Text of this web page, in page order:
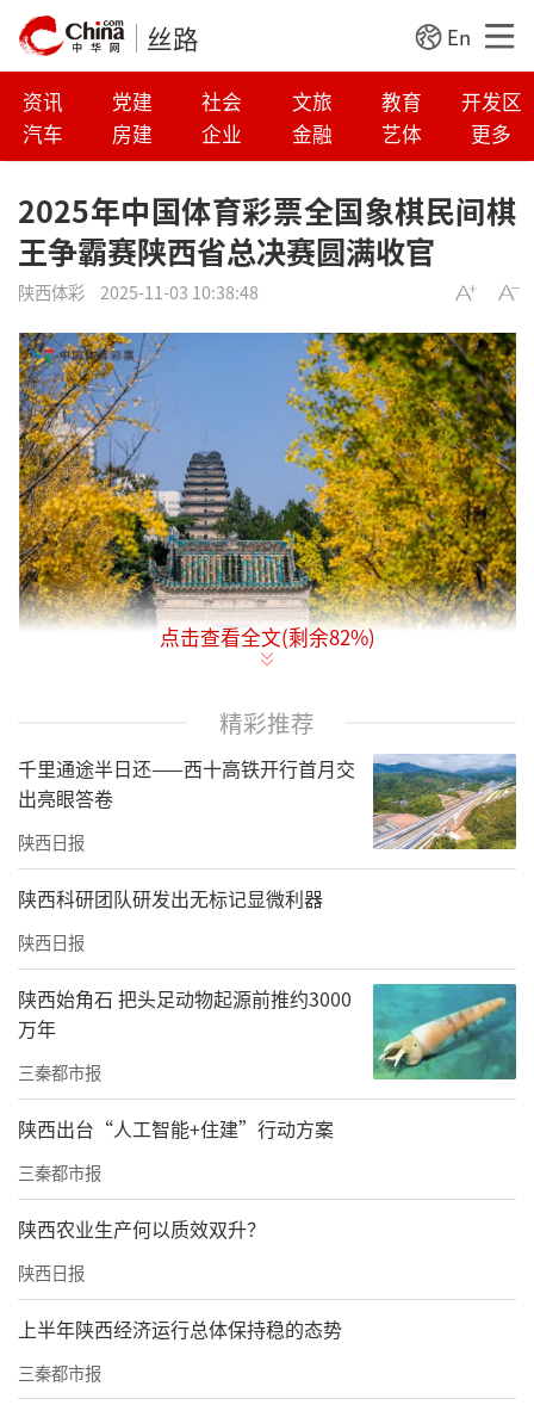
丝路 En
资讯 党建 社会 文旅 教育
开发区
汽车
房建 企业 金融 艺体 更多
2025年中国体育彩票全国象棋民间棋
王争霸赛陕西省总决赛圆满收官
陕西体彩 2025-11-03 10:38:48
棋民间棋王争霸赛陕西赛区总决赛在西安市小
雁塔南广场（安仁坊遗址公园南广场）圆满落
幕。来自全省各市共30名参赛选手经过7轮激烈
角逐，奉献了一场精彩绝伦的比赛。最终，陕
西棋王由宝鸡市选手高飞夺取。延安市选手宜
军军、汉中市选手吴卫宾分别获的亚军、季
军。西安市选手丁晓东、渭南市选手戚红波、
咸阳市选手郭治河分别位列第四名、第五名、
第六名获得优胜奖。棋王高飞将代表陕西前往1
1月下旬全国总决赛的舞台。
点击查看全文(剩余82%)
精彩推荐
千里通途半日还——西十高铁开行首月交
出亮眼答卷
陕西日报
陕西科研团队研发出无标记显微利器
陕西日报
陕西始角石 把头足动物起源前推约3000
万年
三秦都市报
陕西出台“人工智能+住建”行动方案
三秦都市报
陕西农业生产何以质效双升？
陕西日报
上半年陕西经济运行总体保持稳的态势
三秦都市报